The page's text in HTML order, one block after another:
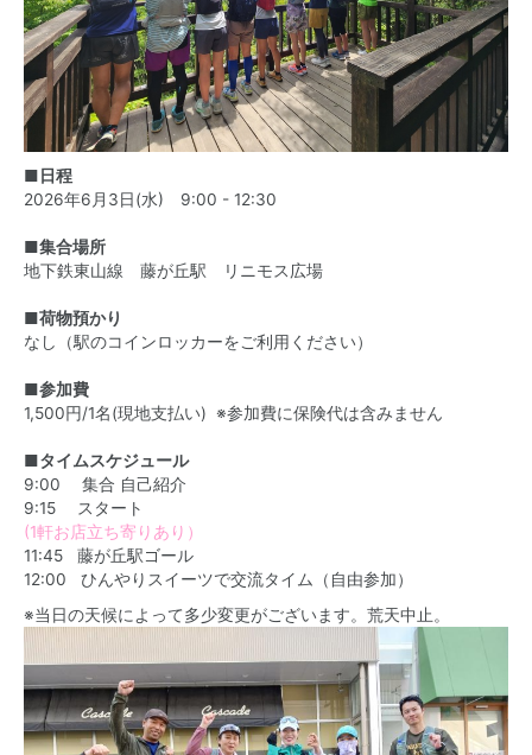
■日程
2026年6月3日(水) 9:00 - 12:30
■集合場所
地下鉄東山線 藤が丘駅 リニモス広場
■荷物預かり
なし（駅のコインロッカーをご利用ください）
■参加費
1,500円/1名(現地支払い) ※参加費に保険代は含みません
■タイムスケジュール
9:00 集合 自己紹介
9:15 スタート
(1軒お店立ち寄りあり）
11:45 藤が丘駅ゴール
12:00 ひんやりスイーツで交流タイム（自由参加）
※当日の天候によって多少変更がございます。荒天中止。